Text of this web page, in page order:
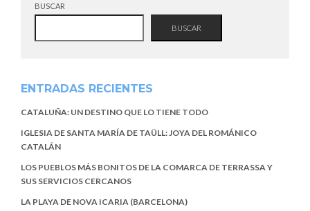
BUSCAR
BUSCAR
ENTRADAS RECIENTES
CATALUÑA: UN DESTINO QUE LO TIENE TODO
IGLESIA DE SANTA MARÍA DE TAÜLL: JOYA DEL ROMÁNICO
CATALÁN
LOS PUEBLOS MÁS BONITOS DE LA COMARCA DE TERRASSA Y
SUS SERVICIOS CERCANOS
LA PLAYA DE NOVA ICARIA (BARCELONA)